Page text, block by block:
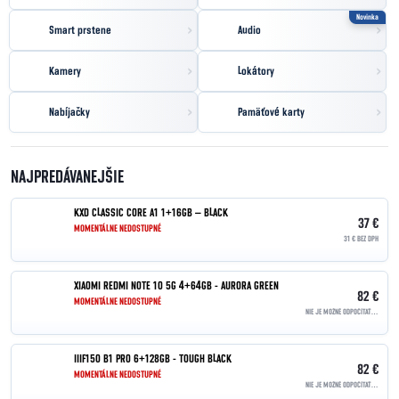
Smart prstene Audio
Novinka
Kamery Lokátory
Nabíjačky Pamäťové karty
NAJPREDÁVANEJŠIE
KXD CLASSIC CORE A1 1+16GB – BLACK
MOMENTÁLNE NEDOSTUPNÉ 37 €
31 € BEZ DPH
XIAOMI REDMI NOTE 10 5G 4+64GB - AURORA GREEN
MOMENTÁLNE NEDOSTUPNÉ 82 €
IIIF150 B1 PRO 6+128GB - TOUGH BLACK
MOMENTÁLNE NEDOSTUPNÉ 82 €